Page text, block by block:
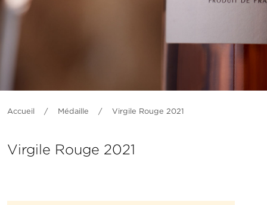
Accueil / Médaille / Virgile Rouge 2021
Virgile Rouge 2021